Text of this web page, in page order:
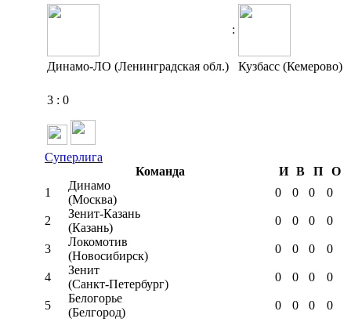
:
Динамо-ЛО (Ленинградская обл.) Кузбасс (Кемерово)
3 : 0
Суперлига
Команда
И В П
О
1
Динамо
(Москва)
0 0 0 0
2
Зенит-Казань
(Казань)
0 0 0 0
3
Локомотив
(Новосибирск)
0 0 0 0
4
Зенит
(Санкт-Петербург)
0 0 0 0
5
Белогорье
(Белгород)
0 0 0 0